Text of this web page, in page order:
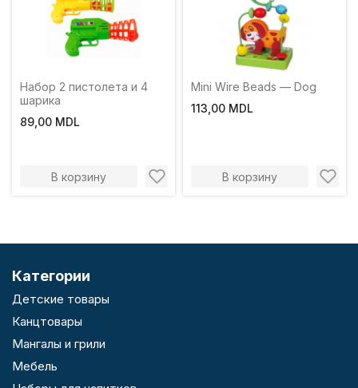
Набор 2 пистолета и 4
шарика
89,00 MDL
В корзину
Mini Wire Beads — Dog
113,00 MDL
В корзину
Категории
Детские товары
Канцтовары
Мангалы и грили
Мебель